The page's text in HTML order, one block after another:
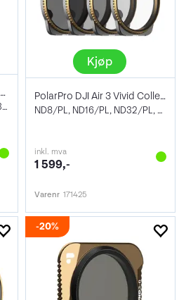
PolarPro Mavic 2 Pro Cinema Series
Gradert ND8-GR, ND16-4, ND32-8
Kjøp
PolarPro DJI Air 3 Vivid Collection
ND8/PL, ND16/PL, ND32/PL, ND64/PL
inkl. mva
1 599,-
Varenr 171425
20%